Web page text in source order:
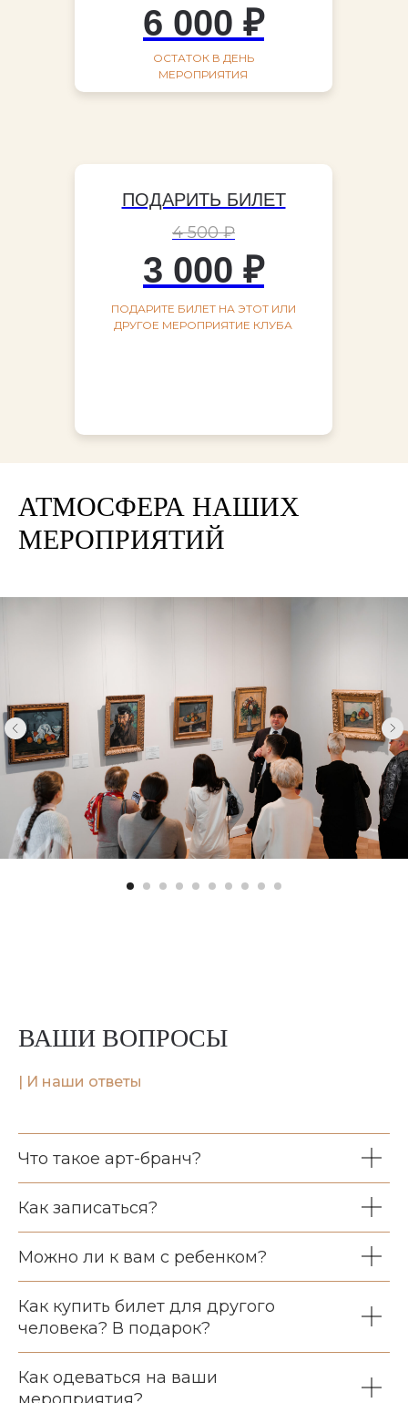
6 000 ₽
ОСТАТОК В ДЕНЬ
МЕРОПРИЯТИЯ
ПОДАРИТЬ БИЛЕТ
4 500 ₽
3 000 ₽
ПОДАРИТЕ БИЛЕТ НА ЭТОТ ИЛИ
ДРУГОЕ МЕРОПРИЯТИЕ КЛУБА
АТМОСФЕРА НАШИХ
МЕРОПРИЯТИЙ
ВАШИ ВОПРОСЫ
| И наши ответы
Что такое арт-бранч?
Как записаться?
Можно ли к вам с ребенком?
Как купить билет для другого
человека? В подарок?
Как одеваться на ваши
мероприятия?